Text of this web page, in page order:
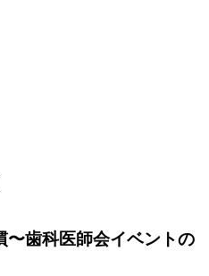
〜歯科医師会イベントの